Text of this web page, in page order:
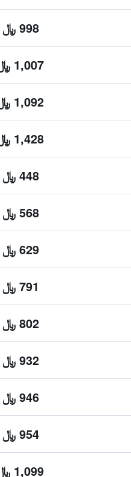
998 ﷼
1,007 ﷼
1,092 ﷼
1,428 ﷼
448 ﷼
568 ﷼
629 ﷼
791 ﷼
802 ﷼
932 ﷼
946 ﷼
954 ﷼
1,099 ﷼